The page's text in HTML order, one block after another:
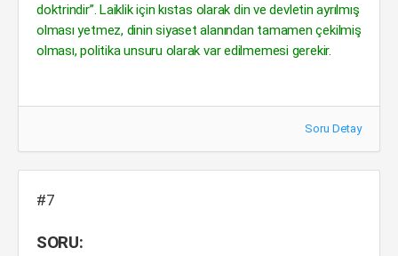
doktrindir”. Laiklik için kıstas olarak din ve devletin ayrılmış
olması yetmez, dinin siyaset alanından tamamen çekilmiş
olması, politika unsuru olarak var edilmemesi gerekir.
Soru Detay
#7
SORU: